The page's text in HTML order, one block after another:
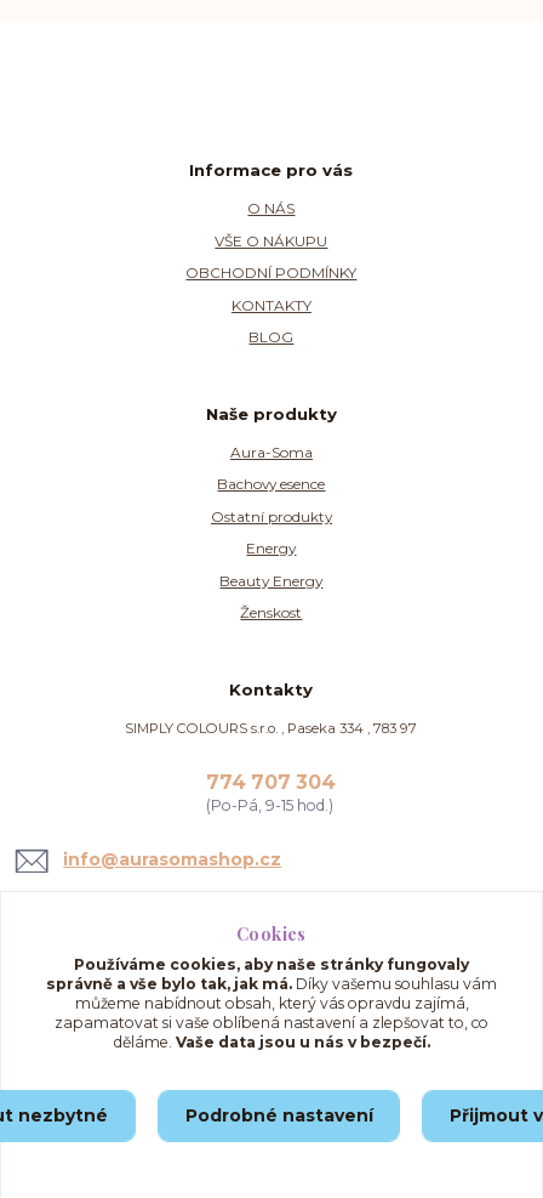
Informace pro vás
O NÁS
VŠE O NÁKUPU
OBCHODNÍ PODMÍNKY
KONTAKTY
BLOG
Naše produkty
Aura-Soma
Bachovy esence
Ostatní produkty
Energy
Beauty Energy
Ženskost
Kontakty
SIMPLY COLOURS s.r.o. , Paseka 334 , 783 97
774 707 304
(Po-Pá, 9-15 hod.)
info@aurasomashop.cz
Upravit sběr cookies.
© 2025 AuraSomaShop.cz – provozovatel Simply Colours s.r.o., IČO: 02562286, se
sídlem Paseka 334, 783 97, Česká republika.
Cookies
Používáme cookies, aby naše stránky fungovaly
správně a vše bylo tak, jak má. Díky vašemu souhlasu vám
můžeme nabídnout obsah, který vás opravdu zajímá,
zapamatovat si vaše oblíbená nastavení a zlepšovat to, co
děláme. Vaše data jsou u nás v bezpečí.
nezbytné Podrobné nastavení Přijmout